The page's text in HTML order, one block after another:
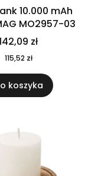
10.000 mAh
MO2957-03
zł
115,52 zł
koszyka